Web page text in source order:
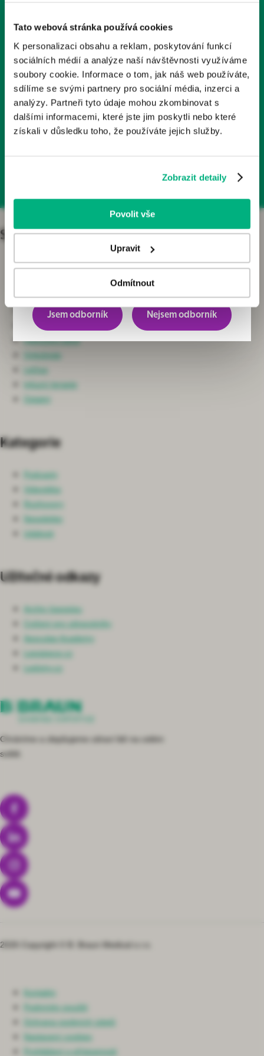
Tato webová stránka používá cookies
K personalizaci obsahu a reklam, poskytování funkcí
sociálních médií a analýze naší návštěvnosti využíváme
soubory cookie. Informace o tom, jak náš web používáte,
sdílíme se svými partnery pro sociální média, inzerci a
analýzy. Partneři tyto údaje mohou zkombinovat s
dalšími informacemi, které jste jim poskytli nebo které
získali v důsledku toho, že používáte jejich služby.
Zobrazit detaily
Povolit vše
Upravit
Odmítnout
Odebírá už 2000+ kolegů
Články, podcasty, rozhovory
Chráníme a zlepšujeme zdraví lidí na celém
světě.
Specializace
Chirurgie
Neurochirurgie a Spondylochirurgie
Ortopedie
Nefrologie
Ošetřovatelská péče
Intenzivní péče
Onkologie
Léčiva
Infuzní terapie
Ostatní
Kategorie
Podcasty
Videotéka
Rozhovory
Newsletter
Události
Užitečné odkazy
Archiv časopisu
Cvičení pro zdravotníky
Aesculap Academy
Lepsipece.cz
Ledviny.cz
2026 Copyright © B. Braun Medical s.r.o.
Kontakty
Podmínky použití
Ochrana osobních údajů
Nastavení cookies
Prohlášení o přístupnosti
odborníkům v České republice. Nejsou určeny laické
veřejnosti.
Odborníkem je dle § 2a zákona č. 40/1995 Sb., o regulaci
reklamy, v platném znění, osoba oprávněná předepisovat
nebo vydávat léčivé přípravky nebo zdravotnické
prostředky. Pokud osoba, která není odborníkem, vstoupí
na tyto webové stránky, vystavuje se riziku nesprávného
Kliknutím na tlačítko „Jsem odborník“ potvrzujete, že:
definicí pojmu „odborník“;
Jste odborníkem ve smyslu zákona o regulaci
reklamy;
Jste se seznámil/a s riziky, kterým se jiná osoba než
převážně pro odborníky.
Jsem odborník Nejsem odborník